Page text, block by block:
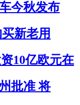
今秋发布
新老用
10亿欧元在
批准 将